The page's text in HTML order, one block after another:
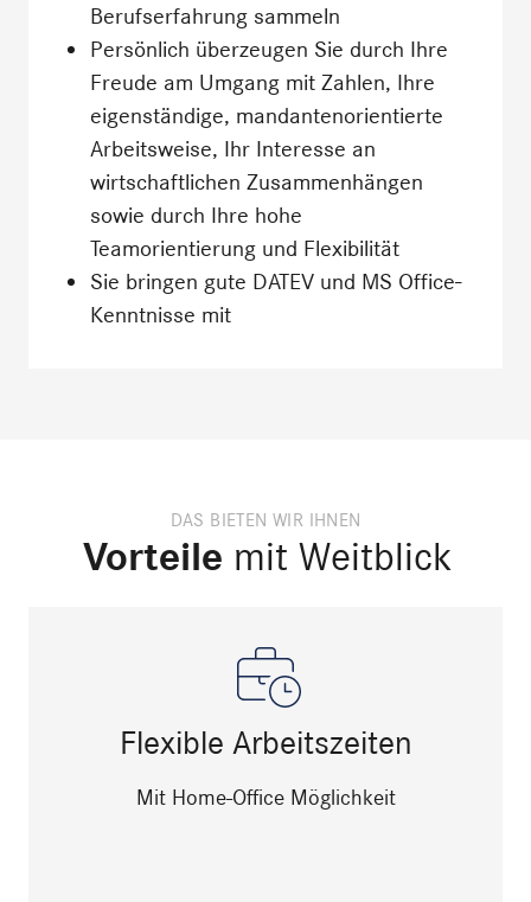
Berufserfahrung sammeln
Persönlich überzeugen Sie durch Ihre
Freude am Umgang mit Zahlen, Ihre
eigenständige, mandantenorientierte
Arbeitsweise, Ihr Interesse an
wirtschaftlichen Zusammenhängen
sowie durch Ihre hohe
Teamorientierung und Flexibilität
Sie bringen gute DATEV und MS Office-
Kenntnisse mit
DAS BIETEN WIR IHNEN
Vorteile mit Weitblick
Flexible Arbeitszeiten
Mit Home-Office Möglichkeit